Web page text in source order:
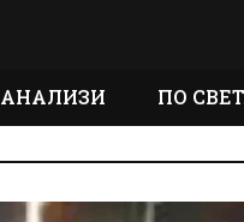
АНАЛИЗИ ПО